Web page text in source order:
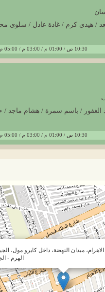
/ هيدي كرم / غادة عادل / سلوى
10:30 ص / 01:00 م / 03:00 م / 05:00 م / 07:00 م
الغفور / باسم سمرة / هشام ماجد
10:30 ص / 01:00 م / 03:00 م / 05:00 م / 07:00 م
الاهرام، ميدان النهضة، داخل كايرو مول،
الهرم -